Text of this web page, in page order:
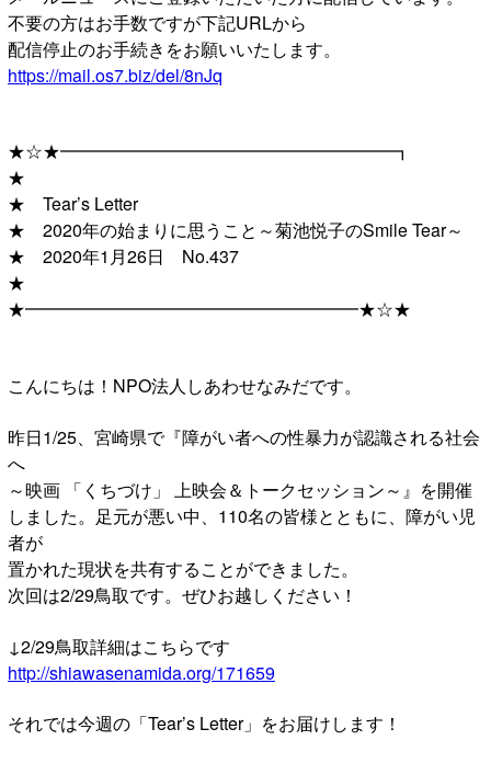
不要の方はお手数ですが下記URLから
配信停止のお手続きをお願いいたします。
https://mail.os7.biz/del/8nJq
★☆★━━━━━━━━━━━━━━━━━━━┓
★
★ Tear’s Letter
★ 2020年の始まりに思うこと～菊池悦子のSmile Tear～
★ 2020年1月26日 No.437
★
★━━━━━━━━━━━━━━━━━━━★☆★
こんにちは！NPO法人しあわせなみだです。
昨日1/25、宮崎県で『障がい者への性暴力が認識される社会
へ
～映画 「くちづけ」 上映会＆トークセッション～』を開催
しました。足元が悪い中、110名の皆様とともに、障がい児
者が
置かれた現状を共有することができました。
次回は2/29鳥取です。ぜひお越しください！
↓2/29鳥取詳細はこちらです
http://shiawasenamida.org/171659
それでは今週の「Tear’s Letter」をお届けします！